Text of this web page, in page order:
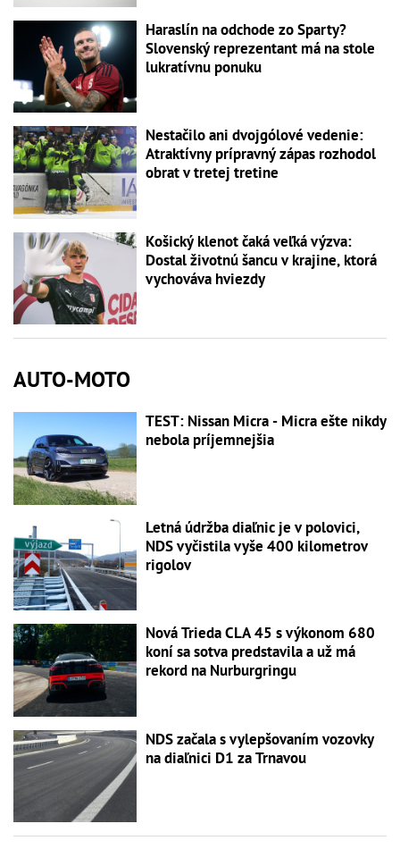
Haraslín na odchode zo Sparty?
Slovenský reprezentant má na stole
lukratívnu ponuku
Nestačilo ani dvojgólové vedenie:
Atraktívny prípravný zápas rozhodol
obrat v tretej tretine
Košický klenot čaká veľká výzva:
Dostal životnú šancu v krajine, ktorá
vychováva hviezdy
AUTO-MOTO
TEST: Nissan Micra - Micra ešte nikdy
nebola príjemnejšia
Letná údržba diaľnic je v polovici,
NDS vyčistila vyše 400 kilometrov
rigolov
Nová Trieda CLA 45 s výkonom 680
koní sa sotva predstavila a už má
rekord na Nurburgringu
NDS začala s vylepšovaním vozovky
na diaľnici D1 za Trnavou